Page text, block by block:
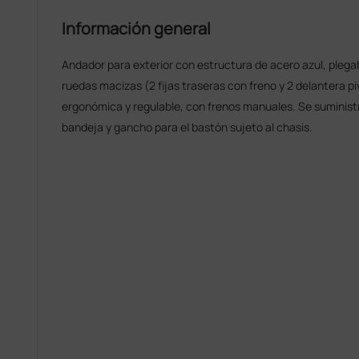
Información general
Andador para exterior con estructura de acero azul,
ruedas macizas (2 fijas traseras con freno y 2 delantera
ergonómica y regulable, con frenos manuales. Se
bandeja y gancho para el bastón sujeto al chasis.